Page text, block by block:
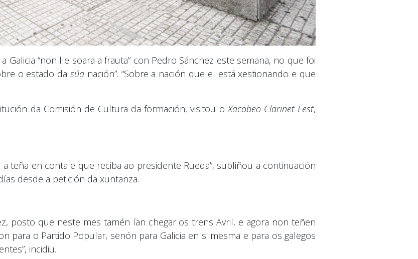
“non lle soara a frauta” con Pedro Sánchez este semana, no que foi
o estado da súa nación”. “Sobre a nación que el está xestionando e que
da Comisión de Cultura da formación, visitou oXacobeo Clarinet Fest,
teña en conta e que reciba ao presidente Rueda”, subliñou a continuación
desde a petición da xuntanza.
posto que neste mes tamén ían chegar os trens Avril, e agora non teñen
para o Partido Popular, senón para Galicia en si mesma e para os galegos
incidiu.